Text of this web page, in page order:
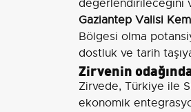
değerlendirileceğini
Gaziantep Valisi
Bölgesi olma
dostluk ve tarih
Zirvenin
Zirvede, Türkiye ile
ekonomik